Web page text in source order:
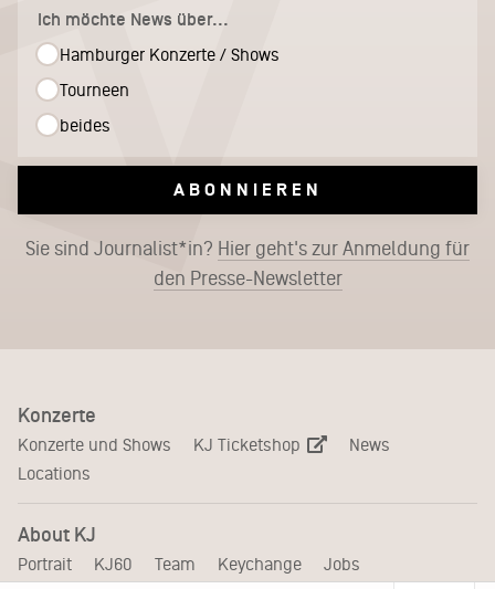
Ich möchte News über...
Hamburger Konzerte / Shows
Tourneen
beides
ABONNIEREN
Sie sind Journalist*in? Hier geht's zur Anmeldung für
den Presse-Newsletter
Konzerte
Konzerte und Shows KJ Ticketshop
News
Locations
About KJ
Portrait KJ60 Team Keychange Jobs